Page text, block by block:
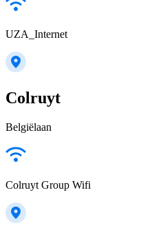
UZA_Internet
Colruyt
Belgiëlaan
Colruyt Group Wifi